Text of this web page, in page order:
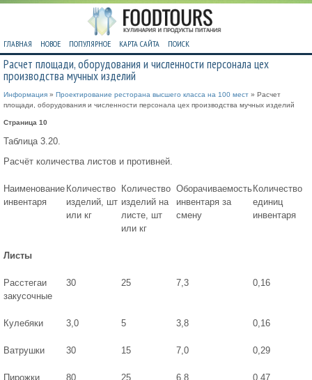
ГЛАВНАЯ НОВОЕ ПОПУЛЯРНОЕ КАРТА САЙТА ПОИСК
Расчет площади, оборудования и численности персонала цех
производства мучных изделий
Информация » Проектирование ресторана высшего класса на 100 мест » Расчет
площади, оборудования и численности персонала цех производства мучных изделий
Страница 10
Таблица 3.20.
Расчёт количества листов и противней.
Наименование
инвентаря
Количество
изделий, шт
или кг
Количество
изделий на
листе, шт
или кг
Оборачиваемость
инвентаря за
смену
Количество
единиц
инвентаря
Листы
Расстегаи
закусочные
30 25 7,3 0,16
Кулебяки 3,0 5 3,8 0,16
Ватрушки 30 15 7,0 0,29
Пирожки
80 25 6,8 0,47